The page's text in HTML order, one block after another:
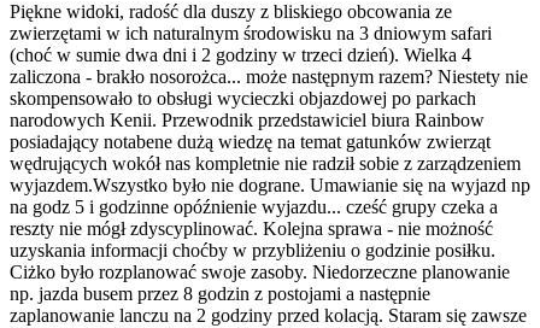
Piękne widoki, radość dla duszy z bliskiego obcowania ze
zwierzętami w ich naturalnym środowisku na 3 dniowym safari
(choć w sumie dwa dni i 2 godziny w trzeci dzień). Wielka 4
zaliczona - brakło nosorożca... może następnym razem? Niestety nie
skompensowało to obsługi wycieczki objazdowej po parkach
narodowych Kenii. Przewodnik przedstawiciel biura Rainbow
posiadający notabene dużą wiedzę na temat gatunków zwierząt
wędrujących wokół nas kompletnie nie radził sobie z zarządzeniem
wyjazdem.Wszystko było nie dograne. Umawianie się na wyjazd np
na godz 5 i godzinne opóźnienie wyjazdu... cześć grupy czeka a
reszty nie mógł zdyscyplinować. Kolejna sprawa - nie możność
uzyskania informacji choćby w przybliżeniu o godzinie posiłku.
Ciżko było rozplanować swoje zasoby. Niedorzeczne planowanie
np. jazda busem przez 8 godzin z postojami a następnie
zaplanowanie lanczu na 2 godziny przed kolacją. Staram się zawsze